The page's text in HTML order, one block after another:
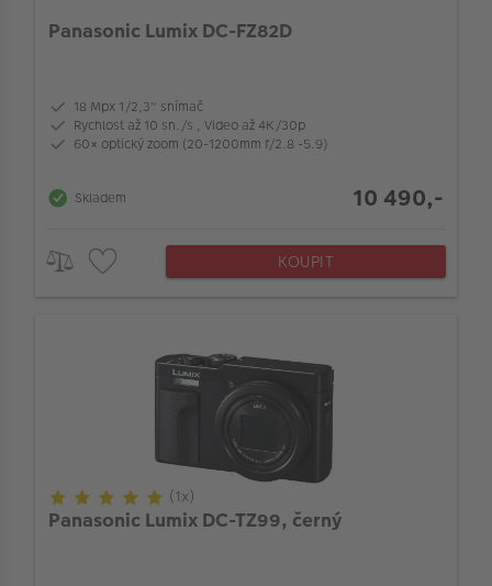
FOTO BAZAR
Fotoprodukty
Full-frame snímač
Stabilizace obrazu v objektivu
Nekomprimovaný formát (RAW)
Dotyková obrazovka
Panasonic Lumix DC-FZ82D
18 Mpx 1/2,3" snímač
Rychlost až 10 sn./s , Video až 4K/30p
60× optický zoom (20-1200mm f/2.8 -5.9)
Skladem 10 490,-
KOUPIT
(1x)
Panasonic Lumix DC-TZ99, černý